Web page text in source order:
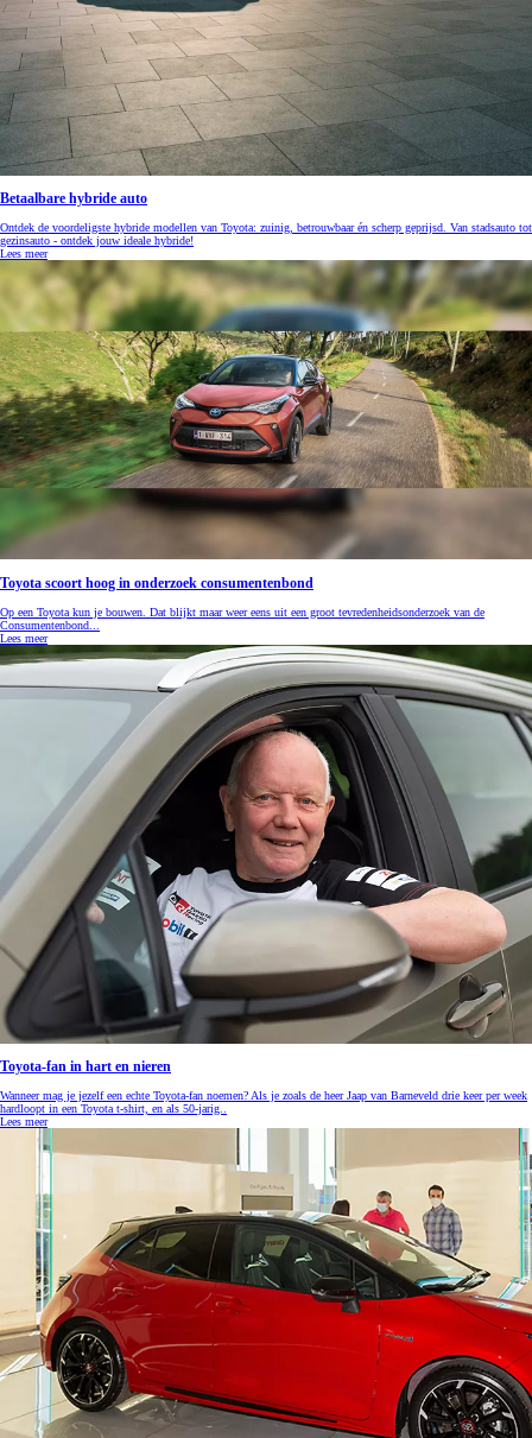
Betaalbare hybride auto
Ontdek de voordeligste hybride modellen van Toyota: zuinig, betrouwbaar én scherp geprijsd. Van stadsauto tot
gezinsauto - ontdek jouw ideale hybride!
Lees meer
Toyota scoort hoog in onderzoek consumentenbond
Op een Toyota kun je bouwen. Dat blijkt maar weer eens uit een groot tevredenheidsonderzoek van de
Consumentenbond...
Lees meer
Toyota-fan in hart en nieren
Wanneer mag je jezelf een echte Toyota-fan noemen? Als je zoals de heer Jaap van Barneveld drie keer per week
hardloopt in een Toyota t-shirt, en als 50-jarig..
Lees meer